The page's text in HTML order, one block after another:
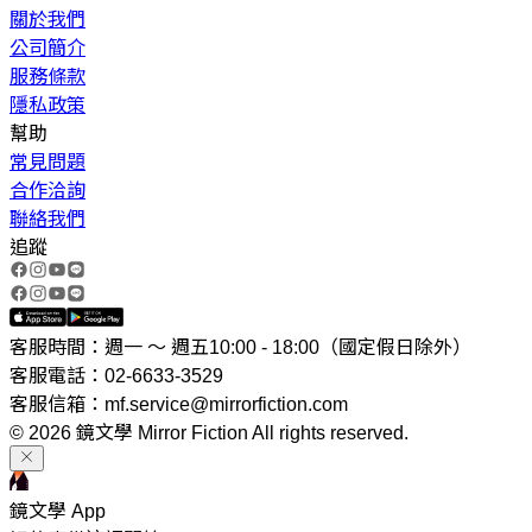
關於我們
公司簡介
服務條款
隱私政策
幫助
常見問題
合作洽詢
聯絡我們
追蹤
客服時間：週一 ～ 週五10:00 - 18:00（國定假日除外）
客服電話：02-6633-3529
客服信箱：mf.service@mirrorfiction.com
© 2026 鏡文學 Mirror Fiction All rights reserved.
鏡文學 App